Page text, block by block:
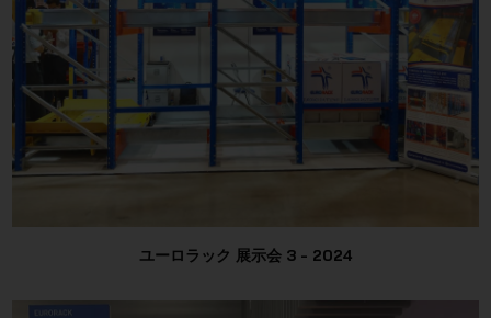
ルJSC
ユーロラック 展示会 3 - 2024